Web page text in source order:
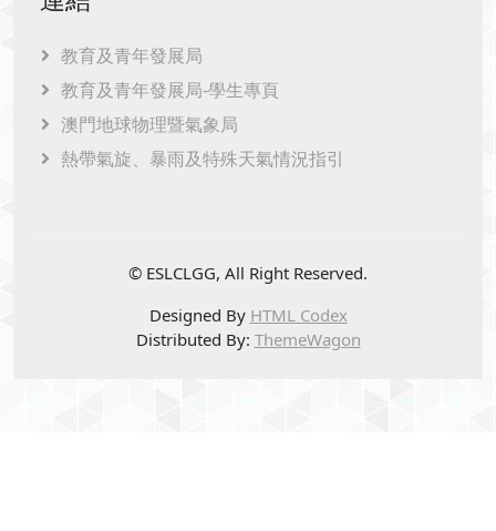
教育及青年發展局
教育及青年發展局-學生專頁
澳門地球物理暨氣象局
熱帶氣旋、暴雨及特殊天氣情況指引
© ESLCLGG, All Right Reserved.
Designed By HTML Codex
Distributed By: ThemeWagon